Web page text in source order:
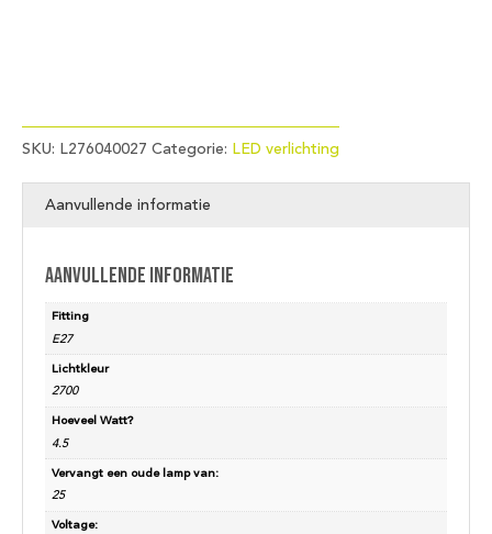
SKU: L276040027 Categorie: LED verlichting
Aanvullende informatie
Aanvullende informatie
Fitting
E27
Lichtkleur
2700
Hoeveel Watt?
4.5
Vervangt een oude lamp van:
25
Voltage: